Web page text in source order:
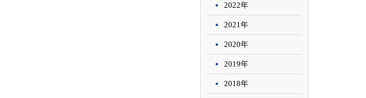
2022年
2021年
2020年
2019年
2018年